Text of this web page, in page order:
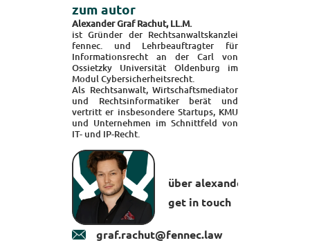
über alexander
get in touch
zum autor
Alexander Graf Rachut, LL.M.
ist Gründer der Rechtsanwaltskanzlei
fennec. und Lehrbeauftragter für
Informationsrecht an der Carl von
Ossietzky Universität Oldenburg im
Modul Cybersicherheitsrecht.
Als Rechtsanwalt, Wirtschaftsmediator
und Rechtsinformatiker berät und
vertritt er insbesondere Startups, KMU
und Unternehmen im Schnittfeld von
IT- und IP-Recht.
graf.rachut@fennec.law